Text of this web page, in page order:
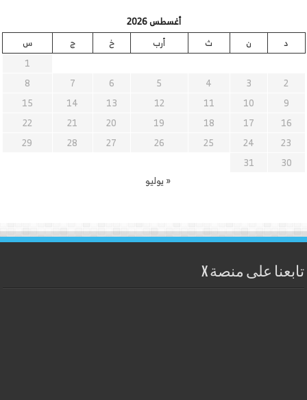
أغسطس 2026
د
ن ث أرب خ ج
س
1
2
3
4
5
6
7
8
9
10
11
12
13
14
15
16
17
18
19
20
21
22
23
24
25
26
27
28
29
30
31
« يوليو
تابعنا على منصة X